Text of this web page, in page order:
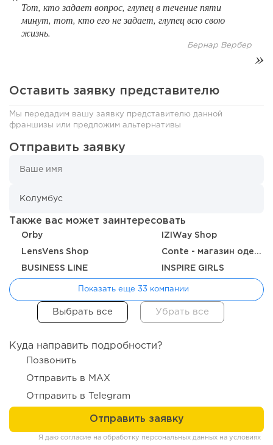
российский...
178 12 2
«Прибыль 20 млн в год, а я ездил на метро»: куда в
интернет-магазине...
Тот, кто задает вопрос, глупец в течение пяти
минут, тот, кто его не задает, глупец всю свою
жизнь.
Бернар Вербер
Оставить заявку представителю
Мы передадим вашу заявку представителю данной
франшизы или предложим альтернативы
Отправить заявку
Также вас может заинтересовать
Orby IZIWay Shop
LensVens Shop Conte - магазин одежды, белья и колготок
BUSINESS LINE INSPIRE GIRLS
Показать еще 33 компании
Куда направить подробности?
Позвонить
Отправить в MAX
Отправить в Telegram
Я даю согласие на обработку персональных данных на условиях